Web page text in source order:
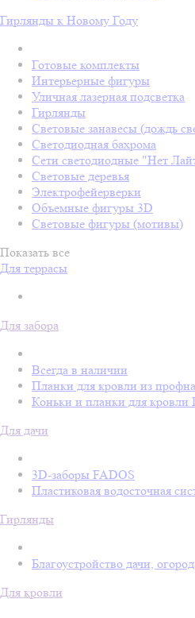
Гирлянды к Новому Году
Готовые комплекты
Интерьерные фигуры
Уличная лазерная подсветка
Гирлянды
Световые занавесы (дождь
Светодиодная бахрома
Сети светодиодные "Нет
Световые деревья
Электрофейерверки
Объемные фигуры 3D
Световые фигуры (мотивы)
Показать все
Для террасы
Для забора
Всегда в наличии
Планки для кровли из
Коньки и планки для
Для дачи
3D-заборы FADOS
Пластиковая водосточная
Гирлянды
Благоустройство дачи,
Для кровли